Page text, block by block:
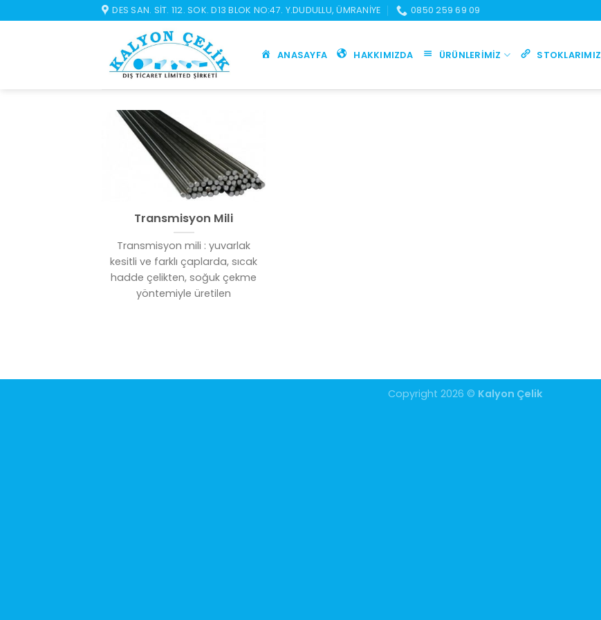
atla
DES SAN. SIT. 112. SOK. D13 BLOK NO:47. Y.DUDULLU, ÜMRANIYE 0850 259 69 09
ANASAYFA HAKKIMIZDA ÜRÜNLERIMIZ STOKLARIMIZ
Transmisyon Mili
Transmisyon mili : yuvarlak
kesitli ve farklı çaplarda, sıcak
hadde çelikten, soğuk çekme
yöntemiyle üretilen
Copyright 2026 © Kalyon Çelik